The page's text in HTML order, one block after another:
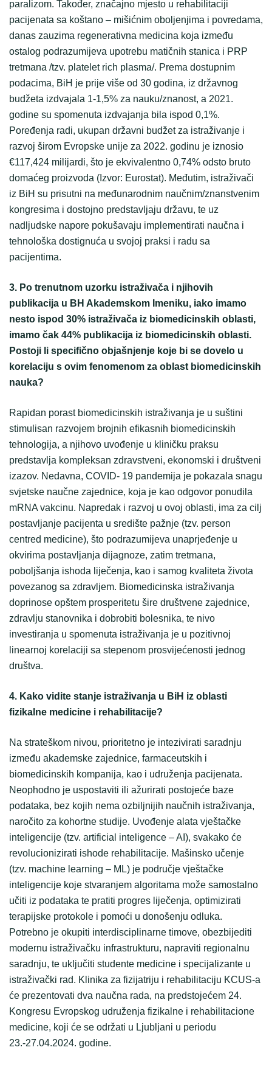
paralizom. Također, značajno mjesto u rehabilitaciji
pacijenata sa koštano – mišićnim oboljenjima i povredama,
danas zauzima regenerativna medicina koja između
ostalog podrazumijeva upotrebu matičnih stanica i PRP
tretmana /tzv. platelet rich plasma/. Prema dostupnim
podacima, BiH je prije više od 30 godina, iz državnog
budžeta izdvajala 1-1,5% za nauku/znanost, a 2021.
godine su spomenuta izdvajanja bila ispod 0,1%.
Poređenja radi, ukupan državni budžet za istraživanje i
razvoj širom Evropske unije za 2022. godinu je iznosio
€117,424 milijardi, što je ekvivalentno 0,74% odsto bruto
domaćeg proizvoda (Izvor: Eurostat). Međutim, istraživači
iz BiH su prisutni na međunarodnim naučnim/znanstvenim
kongresima i dostojno predstavljaju državu, te uz
nadljudske napore pokušavaju implementirati naučna i
tehnološka dostignuća u svojoj praksi i radu sa
pacijentima.
3. Po trenutnom uzorku istraživača i njihovih
publikacija u BH Akademskom Imeniku, iako imamo
nesto ispod 30% istraživača iz biomedicinskih oblasti,
imamo čak 44% publikacija iz biomedicinskih oblasti.
Postoji li specifično objašnjenje koje bi se dovelo u
korelaciju s ovim fenomenom za oblast biomedicinskih
nauka?
Rapidan porast biomedicinskih istraživanja je u suštini
stimulisan razvojem brojnih efikasnih biomedicinskih
tehnologija, a njihovo uvođenje u kliničku praksu
predstavlja kompleksan zdravstveni, ekonomski i društveni
izazov. Nedavna, COVID- 19 pandemija je pokazala snagu
svjetske naučne zajednice, koja je kao odgovor ponudila
mRNA vakcinu. Napredak i razvoj u ovoj oblasti, ima za cilj
postavljanje pacijenta u središte pažnje (tzv. person
centred medicine), što podrazumijeva unaprjeđenje u
okvirima postavljanja dijagnoze, zatim tretmana,
poboljšanja ishoda liječenja, kao i samog kvaliteta života
povezanog sa zdravljem. Biomedicinska istraživanja
doprinose opštem prosperitetu šire društvene zajednice,
zdravlju stanovnika i dobrobiti bolesnika, te nivo
investiranja u spomenuta istraživanja je u pozitivnoj
linearnoj korelaciji sa stepenom prosvijećenosti jednog
društva.
4. Kako vidite stanje istraživanja u BiH iz oblasti
fizikalne medicine i rehabilitacije?
Na strateškom nivou, prioritetno je intezivirati saradnju
između akademske zajednice, farmaceutskih i
biomedicinskih kompanija, kao i udruženja pacijenata.
Neophodno je uspostaviti ili ažurirati postojeće baze
podataka, bez kojih nema ozbiljnijih naučnih istraživanja,
naročito za kohortne studije. Uvođenje alata vještačke
inteligencije (tzv. artificial inteligence – AI), svakako će
revolucionizirati ishode rehabilitacije. Mašinsko učenje
(tzv. machine learning – ML) je područje vještačke
inteligencije koje stvaranjem algoritama može samostalno
učiti iz podataka te pratiti progres liječenja, optimizirati
terapijske protokole i pomoći u donošenju odluka.
Potrebno je okupiti interdisciplinarne timove, obezbijediti
modernu istraživačku infrastrukturu, napraviti regionalnu
saradnju, te uključiti studente medicine i specijalizante u
istraživački rad. Klinika za fizijatriju i rehabilitaciju KCUS-a
će prezentovati dva naučna rada, na predstojećem 24.
Kongresu Evropskog udruženja fizikalne i rehabilitacione
medicine, koji će se održati u Ljubljani u periodu
23.-27.04.2024. godine.